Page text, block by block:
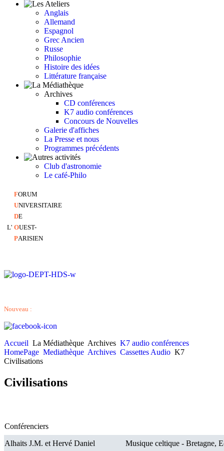
Anglais
Allemand
Espagnol
Grec Ancien
Russe
Philosophie
Histoire des idées
Littérature française
Archives
CD conférences
K7 audio conférences
Concours de Nouvelles
Galerie d'affiches
La Presse et nous
Programmes précédents
Club d'astronomie
Le café-Philo
FORUM
UNIVERSITAIRE
DE
L' OUEST-
PARISIEN
Nouveau :
Accueil La Médiathèque Archives K7 audio conférences
HomePage Mediathèque Archives Cassettes Audio K7
Civilisations
Civilisations
Conférenciers
Alhaits J.M. et Hervé Daniel
Musique celtique - Bretagne,